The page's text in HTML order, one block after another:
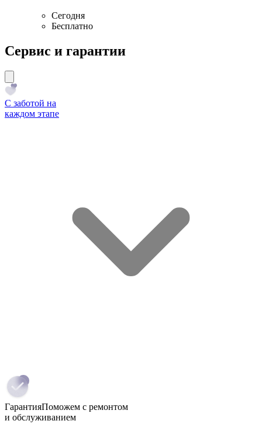
Сегодня
Бесплатно
Сервис и гарантии
С заботой на
каждом этапе
ГарантияПоможем с ремонтом
и обслуживанием